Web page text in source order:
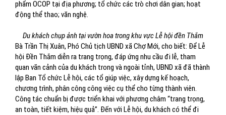
phẩm OCOP tại địa phương; tổ chức các trò chơi dân gian; hoạt
động thể thao; văn nghệ.
Du khách chụp ảnh tại vườn hoa trong khu vực Lễ hội đền Thắm
Bà Trần Thị Xuân, Phó Chủ tịch UBND xã Chợ Mới, cho biết: Để Lễ
hội Đền Thắm diễn ra trang trọng, đáp ứng nhu cầu đi lễ, tham
quan vãn cảnh của du khách trong và ngoài tỉnh, UBND xã đã thành
lập Ban Tổ chức Lễ hội, các tổ giúp việc, xây dựng kế hoạch,
chương trình, phân công công việc cụ thể cho từng thành viên.
Công tác chuẩn bị được triển khai với phương châm “trang trọng,
an toàn, tiết kiệm, hiệu quả”. Đến với Lễ hội, du khách có thể đi